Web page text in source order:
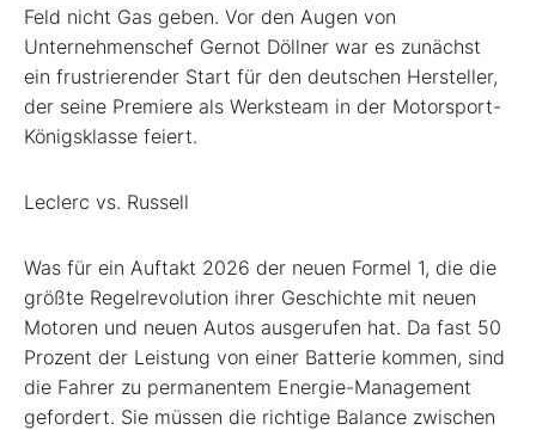
Feld nicht Gas geben. Vor den Augen von
Unternehmenschef Gernot Döllner war es zunächst
ein frustrierender Start für den deutschen Hersteller,
der seine Premiere als Werksteam in der Motorsport-
Königsklasse feiert.
Leclerc vs. Russell
Was für ein Auftakt 2026 der neuen Formel 1, die die
größte Regelrevolution ihrer Geschichte mit neuen
Motoren und neuen Autos ausgerufen hat. Da fast 50
Prozent der Leistung von einer Batterie kommen, sind
die Fahrer zu permanentem Energie-Management
gefordert. Sie müssen die richtige Balance zwischen